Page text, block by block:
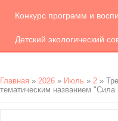
Конкурс программ и
Детский экологический
Главная » 2026 » Июль » 2 »
тематическим названием